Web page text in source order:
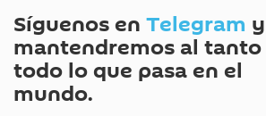
Síguenos en Telegram
mantendremos al tanto
todo lo que pasa en el
mundo.